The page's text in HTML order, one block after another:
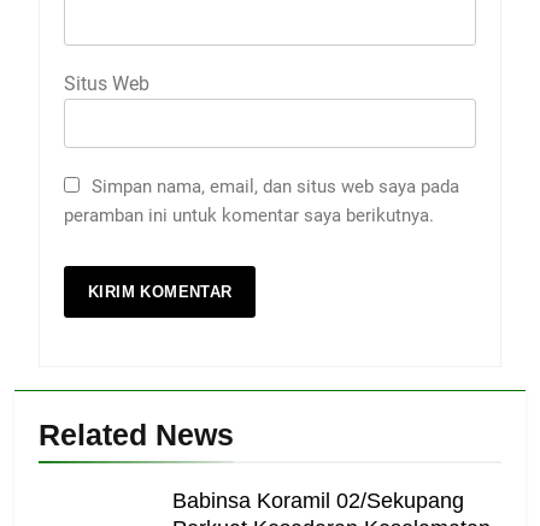
Situs Web
Simpan nama, email, dan situs web saya pada
peramban ini untuk komentar saya berikutnya.
Related News
Babinsa Koramil 02/Sekupang